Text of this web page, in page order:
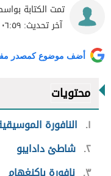
تمت الكتابة
آخر تحديث: ٠٦:٥٩ ، ٣ مارس ٢٠١٩
أضف موضوع كمصدر
محتويات
١
النافورة
٢ شاطئ دادايبو